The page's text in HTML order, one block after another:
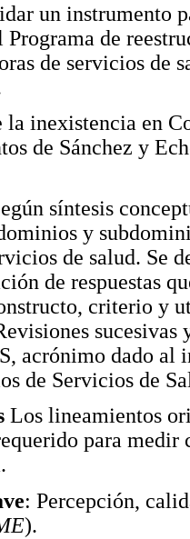
un instrumento
Programa de
de servicios
la inexistencia en
de Sánchez y
síntesis
y
de salud. Se
de respuestas
criterio y
sucesivas
acrónimo dado al
de Servicios de
Los lineamientos
para medir
: Percepción,
).